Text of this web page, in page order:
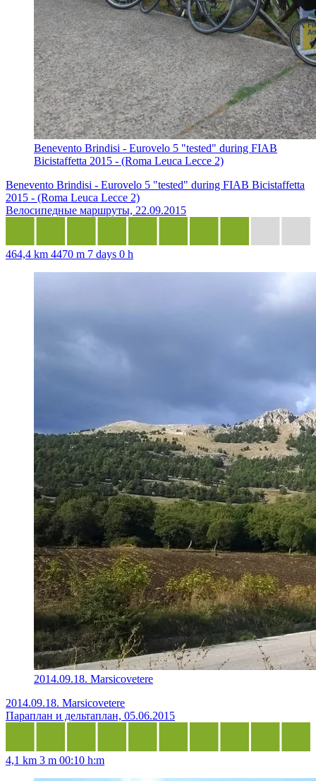
Benevento Brindisi - Eurovelo 5 "tested" during FIAB
Bicistaffetta 2015 - (Roma Leuca Lecce 2)
Benevento Brindisi - Eurovelo 5 "tested" during FIAB Bicistaffetta
2015 - (Roma Leuca Lecce 2)
Велосипедные маршруты, 22.09.2015
464,4 km 4470 m 7 days 0 h
2014.09.18. Marsicovetere
2014.09.18. Marsicovetere
Параплан и дельтаплан, 05.06.2015
4,1 km 3 m 00:10 h:m